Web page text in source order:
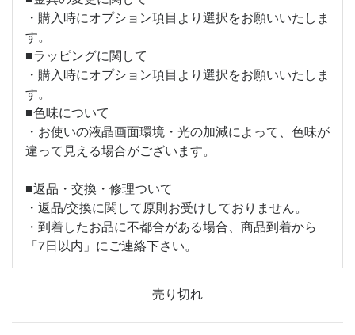
・購入時にオプション項目より選択をお願いいたしま
す。
■ラッピングに関して
・購入時にオプション項目より選択をお願いいたしま
す。
■色味について
・お使いの液晶画面環境・光の加減によって、色味が
違って見える場合がございます。
■返品・交換・修理ついて
・返品/交換に関して原則お受けしておりません。
・到着したお品に不都合がある場合、商品到着から
「7日以内」にご連絡下さい。
売り切れ